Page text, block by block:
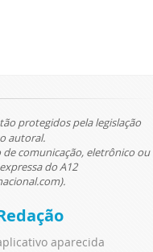
protegidos pela legislação
autoral.
comunicação, eletrônico ou
do A12
aparecida